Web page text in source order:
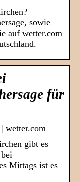
sowie
auf wetter.com
für
wetter.com
gibt es
Mittags ist es